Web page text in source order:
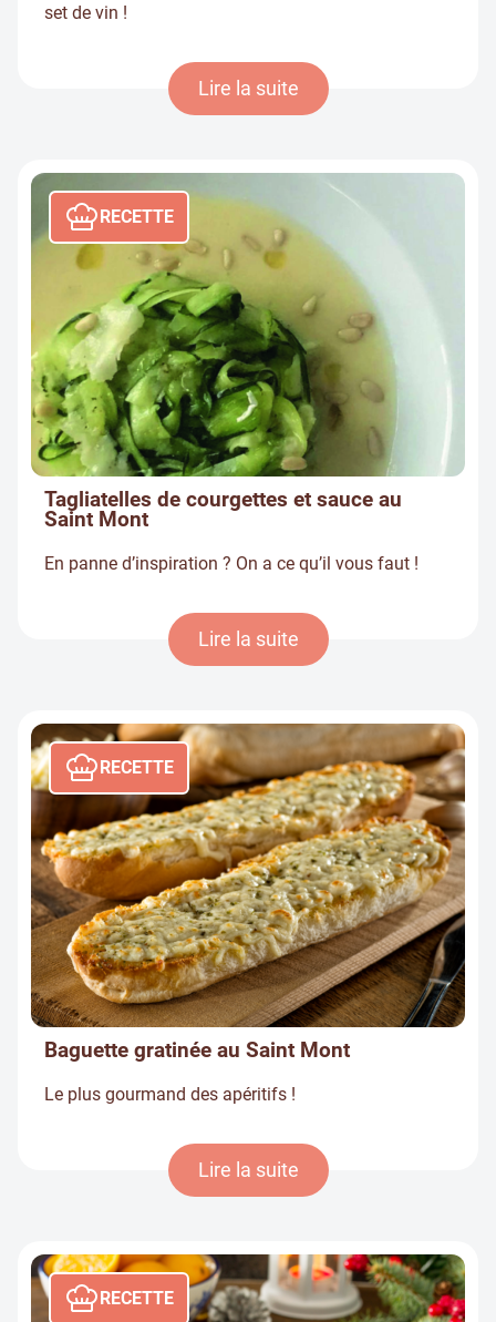
set de vin !
Lire la suite
RECETTE
Tagliatelles de courgettes et sauce au
Saint Mont
En panne d’inspiration ? On a ce qu’il vous faut !
Lire la suite
RECETTE
Baguette gratinée au Saint Mont
Le plus gourmand des apéritifs !
Lire la suite
RECETTE